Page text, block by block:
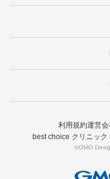
利用規約運営会
best choice クリニック
©GMO